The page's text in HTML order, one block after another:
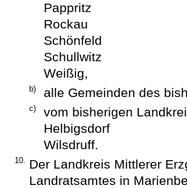
Pappritz
Rockau
Schönfeld
Schullwitz
Weißig,
b) alle Gemeinden des
c)
vom bisherigen
Helbigsdorf
Wilsdruff.
10. Der Landkreis Mittlerer
Landratsamtes in